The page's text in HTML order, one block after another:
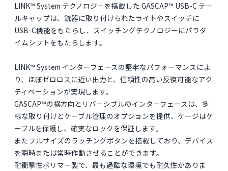
LINK™ System テクノロジーを搭載した GASCAP™ USB-C テー
ルキャップは、銃器に取り付けられたライトやスイッチに
USB-C機能をもたらし、スイッチングテクノロジーにパラダ
イムシフトをもたらします。
LINK™ System インターフェースの堅牢なパフォーマンスによ
り、ほぼゼロロスに近い出力と、信頼性の高い反復可能なアク
ティベーションが実現します。
GASCAP™の横方向とリバーシブルのインターフェースは、多
様な取り付けとケーブル管理のオプションを提供、ケージはケ
ーブルを保護し、確実なロックを保証します。
またフルサイズのラッチングボタンを搭載しており、デバイス
を瞬時または常時作動させることができます。
耐衝撃性ポリマー製で、最も過酷な環境でも耐久性がありま